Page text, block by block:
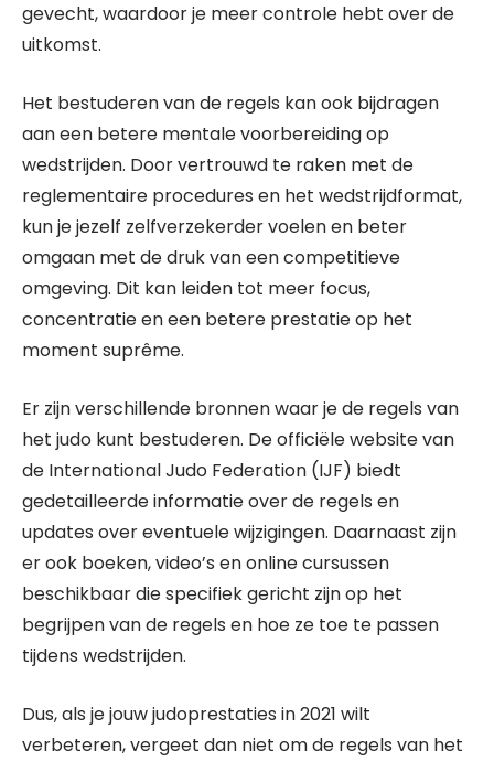
gevecht, waardoor je meer controle hebt over de
uitkomst.
Het bestuderen van de regels kan ook bijdragen
aan een betere mentale voorbereiding op
wedstrijden. Door vertrouwd te raken met de
reglementaire procedures en het wedstrijdformat,
kun je jezelf zelfverzekerder voelen en beter
omgaan met de druk van een competitieve
omgeving. Dit kan leiden tot meer focus,
concentratie en een betere prestatie op het
moment suprême.
Er zijn verschillende bronnen waar je de regels van
het judo kunt bestuderen. De officiële website van
de International Judo Federation (IJF) biedt
gedetailleerde informatie over de regels en
updates over eventuele wijzigingen. Daarnaast zijn
er ook boeken, video’s en online cursussen
beschikbaar die specifiek gericht zijn op het
begrijpen van de regels en hoe ze toe te passen
tijdens wedstrijden.
Dus, als je jouw judoprestaties in 2021 wilt
verbeteren, vergeet dan niet om de regels van het